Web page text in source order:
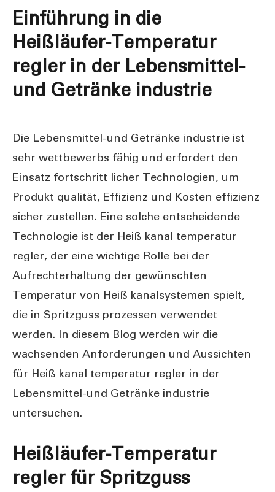
Einführung in die
Heißläufer-Temperatur
regler in der Lebensmittel-
und Getränke industrie
Die Lebensmittel-und Getränke industrie ist
sehr wettbewerbs fähig und erfordert den
Einsatz fortschritt licher Technologien, um
Produkt qualität, Effizienz und Kosten effizienz
sicher zustellen. Eine solche entscheidende
Technologie ist der Heiß kanal temperatur
regler, der eine wichtige Rolle bei der
Aufrechterhaltung der gewünschten
Temperatur von Heiß kanalsystemen spielt,
die in Spritzguss prozessen verwendet
werden. In diesem Blog werden wir die
wachsenden Anforderungen und Aussichten
für Heiß kanal temperatur regler in der
Lebensmittel-und Getränke industrie
untersuchen.
Heißläufer-Temperatur
regler für Spritzguss